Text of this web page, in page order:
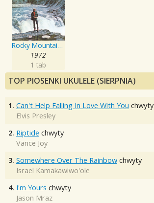
Rocky Mountain High
1972
1 tab
TOP PIOSENKI UKULELE (SIERPNIA)
1. Can't Help Falling In Love With You chwyty
Elvis Presley
2. Riptide chwyty
Vance Joy
3. Somewhere Over The Rainbow chwyty
Israel Kamakawiwo'ole
4. I'm Yours chwyty
Jason Mraz